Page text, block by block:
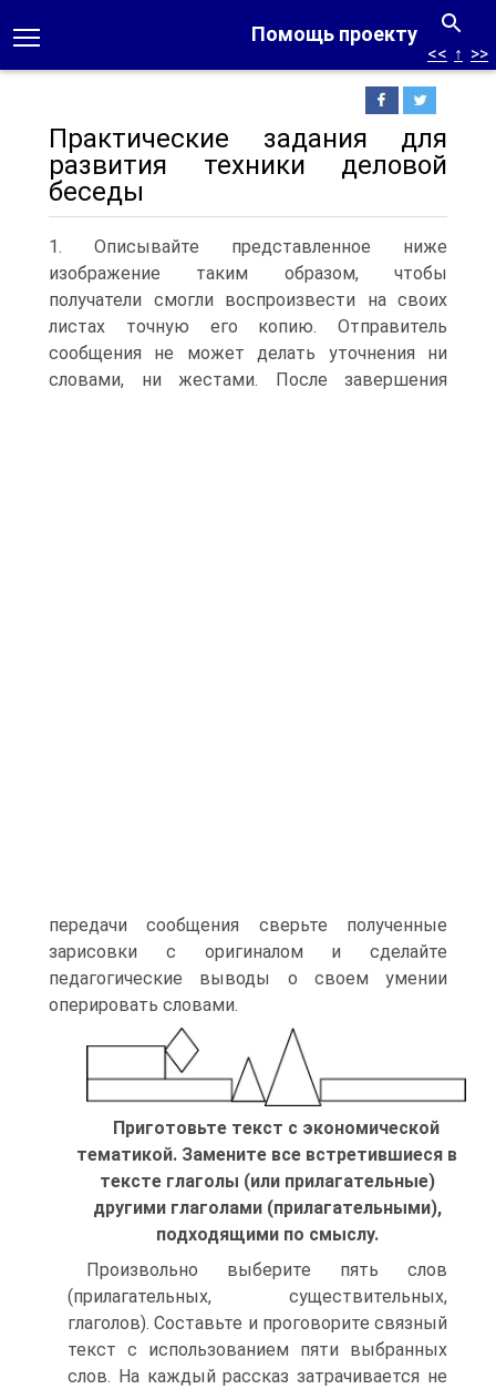
Помощь проекту
<< ↑ >>
Практические задания для
развития техники деловой
беседы
1. Описывайте представленное ниже
изображение таким образом, чтобы
получатели смогли воспроизвести на своих
листах точную его копию. Отправитель
сообщения не может делать уточнения ни
словами, ни жестами. После завершения
передачи сообщения сверьте полученные
зарисовки с оригиналом и сделайте
педагогические выводы о своем умении
оперировать словами.
Приготовьте текст с экономической
тематикой. Замените все встретившиеся в
тексте глаголы (или прилагательные)
другими глаголами (прилагательными),
подходящими по смыслу.
Произвольно выберите пять слов
(прилагательных, существительных,
глаголов). Составьте и проговорите связный
текст с использованием пяти выбранных
слов. На каждый рассказ затрачивается не